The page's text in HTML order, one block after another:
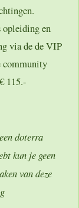
en
via de de VIP
community
115.-
doterra
kun je geen
van deze